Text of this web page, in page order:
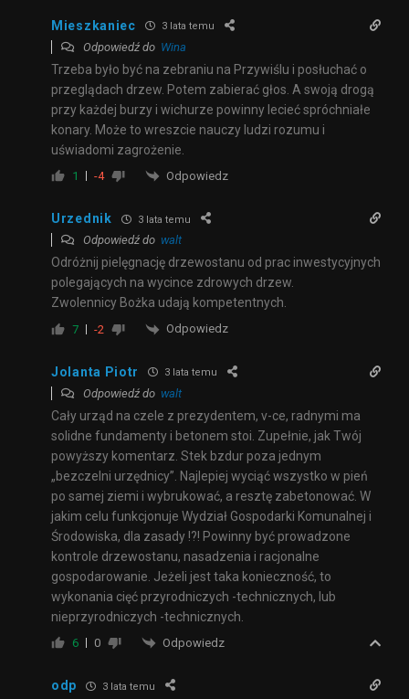
Mieszkaniec 3 lata temu
Odpowiedź do Wina
Trzeba było być na zebraniu na Przywiślu i posłuchać o
przeglądach drzew. Potem zabierać głos. A swoją drogą
przy każdej burzy i wichurze powinny lecieć spróchniałe
konary. Może to wreszcie nauczy ludzi rozumu i
uświadomi zagrożenie.
1 -4 Odpowiedz
Urzednik 3 lata temu
Odpowiedź do walt
Odróżnij pielęgnację drzewostanu od prac inwestycyjnych
polegających na wycince zdrowych drzew.
Zwolennicy Bożka udają kompetentnych.
7 -2 Odpowiedz
Jolanta Piotr 3 lata temu
Odpowiedź do walt
Cały urząd na czele z prezydentem, v-ce, radnymi ma
solidne fundamenty i betonem stoi. Zupełnie, jak Twój
powyższy komentarz. Stek bzdur poza jednym
„bezczelni urzędnicy”. Najlepiej wyciąć wszystko w pień
po samej ziemi i wybrukować, a resztę zabetonować. W
jakim celu funkcjonuje Wydział Gospodarki Komunalnej i
Środowiska, dla zasady !?! Powinny być prowadzone
kontrole drzewostanu, nasadzenia i racjonalne
gospodarowanie. Jeżeli jest taka konieczność, to
wykonania cięć przyrodniczych -technicznych, lub
nieprzyrodniczych -technicznych.
6 0 Odpowiedz
odp 3 lata temu